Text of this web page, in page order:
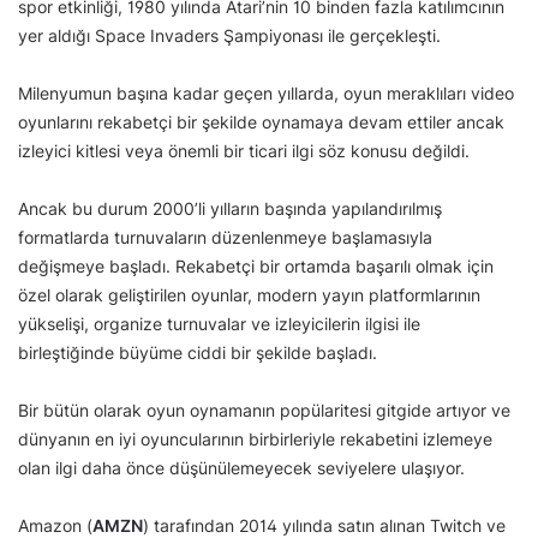
spor etkinliği, 1980 yılında Atari’nin 10 binden fazla katılımcının
yer aldığı Space Invaders Şampiyonası ile gerçekleşti.
Milenyumun başına kadar geçen yıllarda, oyun meraklıları video
oyunlarını rekabetçi bir şekilde oynamaya devam ettiler ancak
izleyici kitlesi veya önemli bir ticari ilgi söz konusu değildi.
Ancak bu durum 2000’li yılların başında yapılandırılmış
formatlarda turnuvaların düzenlenmeye başlamasıyla
değişmeye başladı. Rekabetçi bir ortamda başarılı olmak için
özel olarak geliştirilen oyunlar, modern yayın platformlarının
yükselişi, organize turnuvalar ve izleyicilerin ilgisi ile
birleştiğinde büyüme ciddi bir şekilde başladı.
Bir bütün olarak oyun oynamanın popülaritesi gitgide artıyor ve
dünyanın en iyi oyuncularının birbirleriyle rekabetini izlemeye
olan ilgi daha önce düşünülemeyecek seviyelere ulaşıyor.
Amazon (AMZN) tarafından 2014 yılında satın alınan Twitch ve